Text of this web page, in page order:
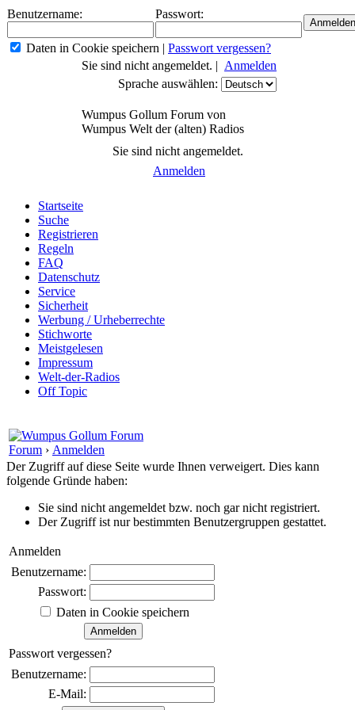
Benutzername: Passwort:
Daten in Cookie speichern | Passwort vergessen?
Sie sind nicht angemeldet. | Anmelden
Sprache auswählen:
Wumpus Gollum Forum von
Wumpus Welt der (alten) Radios
Sie sind nicht angemeldet.
Anmelden
Startseite
Suche
Registrieren
Regeln
FAQ
Datenschutz
Service
Sicherheit
Werbung / Urheberrechte
Stichworte
Meistgelesen
Impressum
Welt-der-Radios
Off Topic
Forum › Anmelden
Der Zugriff auf diese Seite wurde Ihnen verweigert. Dies kann
folgende Gründe haben:
Sie sind nicht angemeldet bzw. noch gar nicht registriert.
Der Zugriff ist nur bestimmten Benutzergruppen gestattet.
Anmelden
Benutzername:
Passwort:
Daten in Cookie speichern
Passwort vergessen?
Benutzername:
E-Mail: